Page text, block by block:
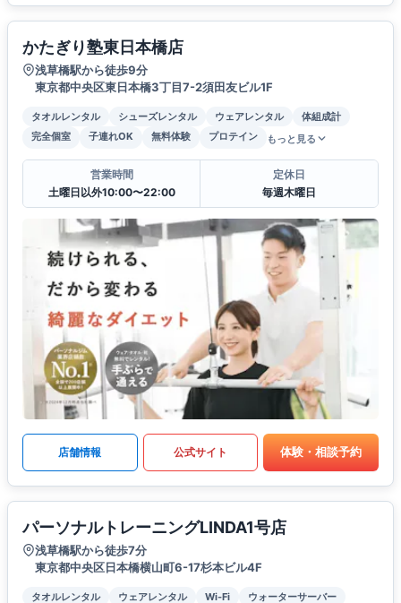
かたぎり塾東日本橋店
浅草橋駅から徒歩9分
東京都中央区東日本橋3丁目7-2須田友ビル1F
タオルレンタル シューズレンタル ウェアレンタル
体組成計
完全個室
子連れOK 無料体験 プロテイン もっと見る
営業時間
土曜日以外10:00〜22:00
定休日
毎週木曜日
店舗情報 公式サイト 体験・相談予約
パーソナルトレーニングLINDA1号店
浅草橋駅から徒歩7分
東京都中央区日本橋横山町6-17杉本ビル4F
タオルレンタル ウェアレンタル Wi-Fi ウォーターサーバー